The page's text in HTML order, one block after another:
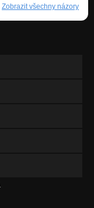
Zobrazit všechny názory